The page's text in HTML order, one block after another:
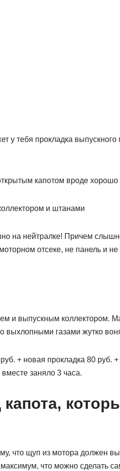
у тебя прокладка выпускного
капотом вроде
и штанами
на нейтралке! Причем
отсеке, не панель и
и выпускным коллектором.
выхлопными газами жутко
+ новая прокладка 80 руб.
заняло 3 часа.
что щуп из мотора должен
что можно сделать